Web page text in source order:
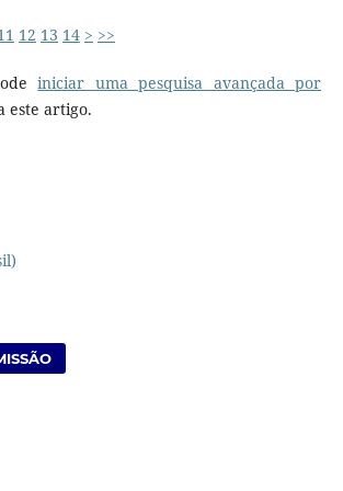
12 13 14 > >>
iniciar uma pesquisa avançada por
este artigo.